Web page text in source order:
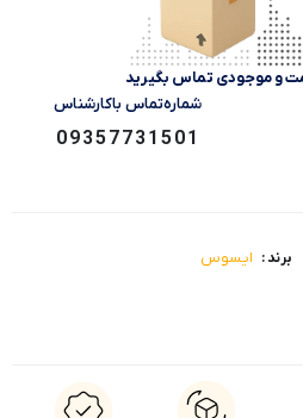
و موجودی تماس بگیرید
شماره‌تماس‌ با‌کارشناس
09357731501
برند : ایسوس